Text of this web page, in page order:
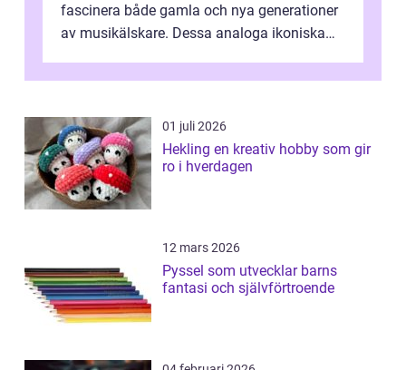
fascinera både gamla och nya generationer
av musikälskare. Dessa analoga ikoniska
01 juli 2026
Hekling en kreativ hobby som gir
ro i hverdagen
12 mars 2026
Pyssel som utvecklar barns
fantasi och självförtroende